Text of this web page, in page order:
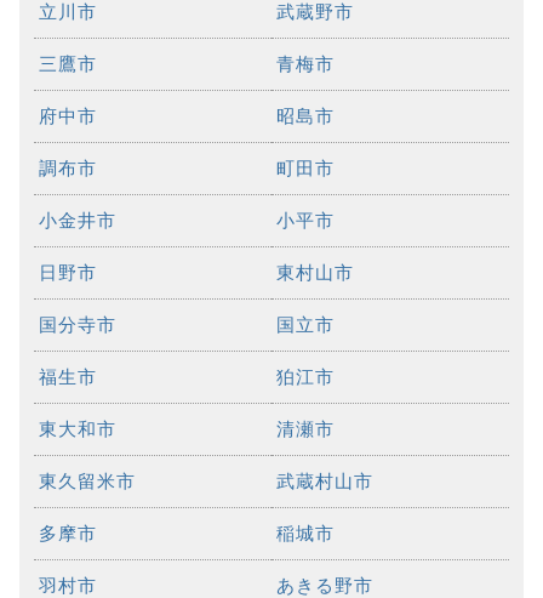
立川市 武蔵野市
三鷹市 青梅市
府中市 昭島市
調布市 町田市
小金井市 小平市
日野市 東村山市
国分寺市 国立市
福生市 狛江市
東大和市 清瀬市
東久留米市 武蔵村山市
多摩市 稲城市
羽村市 あきる野市